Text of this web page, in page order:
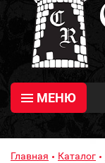
МЕНЮ
Главная Каталог